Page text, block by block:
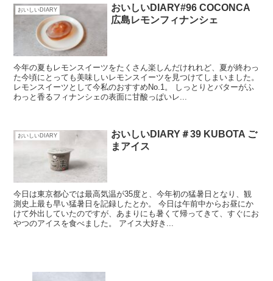
おいしいDIARY
おいしいDIARY#96 COCONCA
広島レモンフィナンシェ
今年の夏もレモンスイーツをたくさん楽しんだけれれど、夏が終わっ
た今頃にとっても美味しいレモンスイーツを見つけてしまいました。
レモンスイーツとして今私のおすすめNo.1。 しっとりとバターがふ
わっと香るフィナンシェの表面に甘酸っぱいレ...
おいしいDIARY
おいしいDIARY＃39 KUBOTA ご
まアイス
今日は東京都心では最高気温が35度と、今年初の猛暑日となり、観
測史上最も早い猛暑日を記録したとか。 今日は午前中からお昼にか
けて外出していたのですが、あまりにも暑くて帰ってきて、すぐにお
やつのアイスを食べました。 アイス大好き...